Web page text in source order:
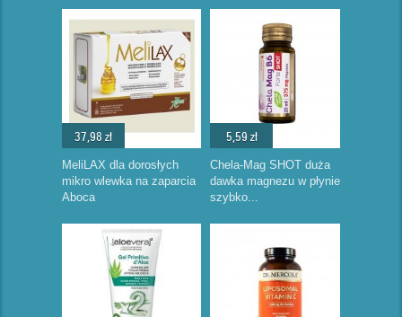
37,98 zł
MeliLAX dla dorosłych
mikro wlewka na zaparcia
Aboca
5,59 zł
Chela-Mag SHOT duża
dawka magnezu w płynie
szybko...